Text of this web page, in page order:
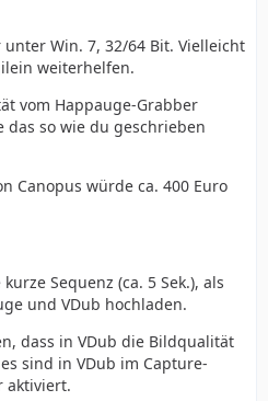
Win. 7, 32/64 Bit. Vielleicht
weiterhelfen.
vom Happauge-Grabber
so wie du geschrieben
Canopus würde ca. 400 Euro
Sequenz (ca. 5 Sek.), als
und VDub hochladen.
dass in VDub die Bildqualität
sind in VDub im Capture-
aktiviert.